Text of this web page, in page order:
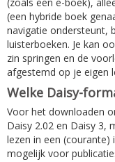
(een hybride boek
navigatie ondersteunt,
luisterboeken. Je kan
zin springen en de
afgestemd op je eigen
Welke Daisy-
Voor het downloaden
Daisy 2.02 en Daisy 3,
lezen in een
mogelijk voor